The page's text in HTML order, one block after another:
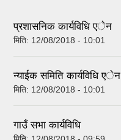
प्रशासनिक कार्यविधि एेन
मिति: 12/08/2018 - 10:01
न्याईक समिति कार्यविधि एेन
मिति: 12/08/2018 - 10:01
गाउँ सभा कार्यविधि